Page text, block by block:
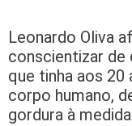
Leonardo Oliva
conscientizar de
que tinha aos 20
corpo humano,
gordura à